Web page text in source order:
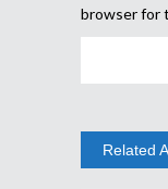
browser for
Related